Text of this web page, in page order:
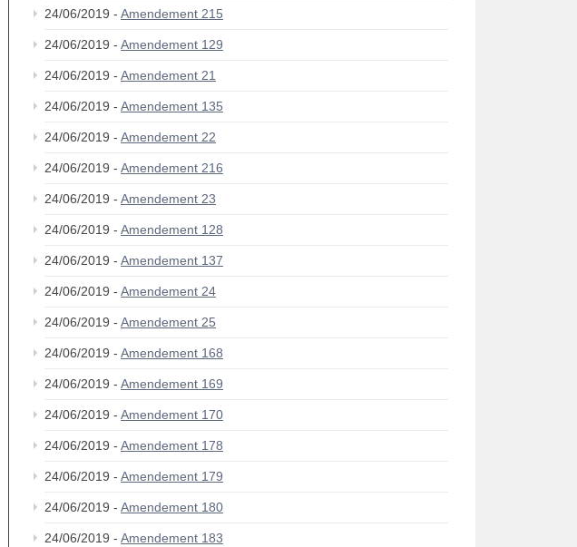
24/06/2019 - Amendement 215
24/06/2019 - Amendement 129
24/06/2019 - Amendement 21
24/06/2019 - Amendement 135
24/06/2019 - Amendement 22
24/06/2019 - Amendement 216
24/06/2019 - Amendement 23
24/06/2019 - Amendement 128
24/06/2019 - Amendement 137
24/06/2019 - Amendement 24
24/06/2019 - Amendement 25
24/06/2019 - Amendement 168
24/06/2019 - Amendement 169
24/06/2019 - Amendement 170
24/06/2019 - Amendement 178
24/06/2019 - Amendement 179
24/06/2019 - Amendement 180
24/06/2019 - Amendement 183